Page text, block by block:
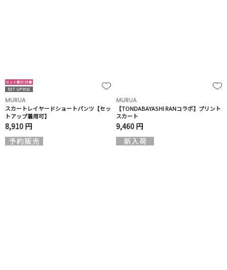
MURUA
スカートレイヤードショートパンツ【セッ
トアップ着用可】
8,910 円
MURUA
【TONDABAYASHI RANコラボ】プリント
スカート
9,460 円